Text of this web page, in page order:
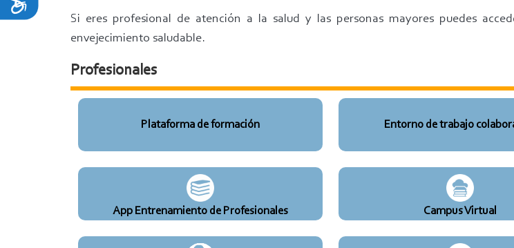
Si eres profesional de atención a la salud y las personas mayores puedes
envejecimiento saludable.
Profesionales
Plataforma de formación Entorno de trabajo
App Entrenamiento de Profesionales Campus Virtual